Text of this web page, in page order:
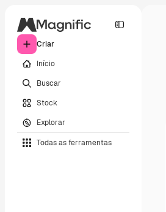
Criar
Início
Buscar
Stock
Explorar
Todas as ferramentas